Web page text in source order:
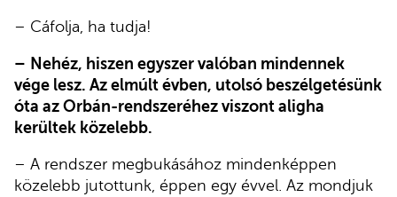
– Cáfolja, ha tudja!
– Nehéz, hiszen egyszer valóban mindennek
vége lesz. Az elmúlt évben, utolsó beszélgetésünk
óta az Orbán-rendszeréhez viszont aligha
kerültek közelebb.
– A rendszer megbukásához mindenképpen
közelebb jutottunk, éppen egy évvel. Az mondjuk